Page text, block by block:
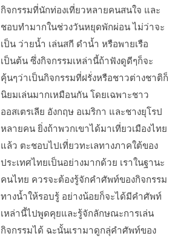
กิจกรรมที่นักท่องเที่ยวหลายคนสนใจ และ
ชอบทำมากในช่วงวันหยุดพักผ่อน ไม่ว่าจะ
เป็น ว่ายน้ำ เล่นสกี ดำน้ำ หรือพายเรือ
เป็นต้น ซึ่งกิจกรรมเหล่านี้ถ้าฟังดูดีๆก็จะ
คุ้นๆว่าเป็นกิจกรรมที่ฝรั่งหรือชาวต่างชาติก็
นิยมเล่นมากเหมือนกัน โดยเฉพาะชาว
ออสเตรเลีย อังกฤษ อเมริกา และชางยุโรป
หลายคน ยิ่งถ้าพวกเขาได้มาเที่ยวเมืองไทย
แล้ว ตะชอบไปเที่ยวทะเลทางภาคใต้ของ
ประเทศไทยเป็นอย่างมากด้วย เราในฐานะ
คนไทย ควรจะต้องรู้จักคำศัพท์ของกิจกรรม
ทางน้ำให้รอบรู้ อย่างน้อยก็จะได้มีคำศัพท์
เหล่านี้ไปพูดคุยและรู้จักลักษณะการเล่น
กิจกรรมได้ ฉะนั้นเรามาดูกลุ่คำศัพท์ของ